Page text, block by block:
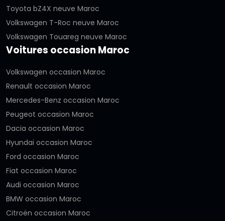
Toyota bZ4X neuve Maroc
Volkswagen T-Roc neuve Maroc
Volkswagen Touareg neuve Maroc
Voitures occasion Maroc
Volkswagen occasion Maroc
Renault occasion Maroc
Mercedes-Benz occasion Maroc
Peugeot occasion Maroc
Dacia occasion Maroc
Hyundai occasion Maroc
Ford occasion Maroc
Fiat occasion Maroc
Audi occasion Maroc
BMW occasion Maroc
Citroën occasion Maroc